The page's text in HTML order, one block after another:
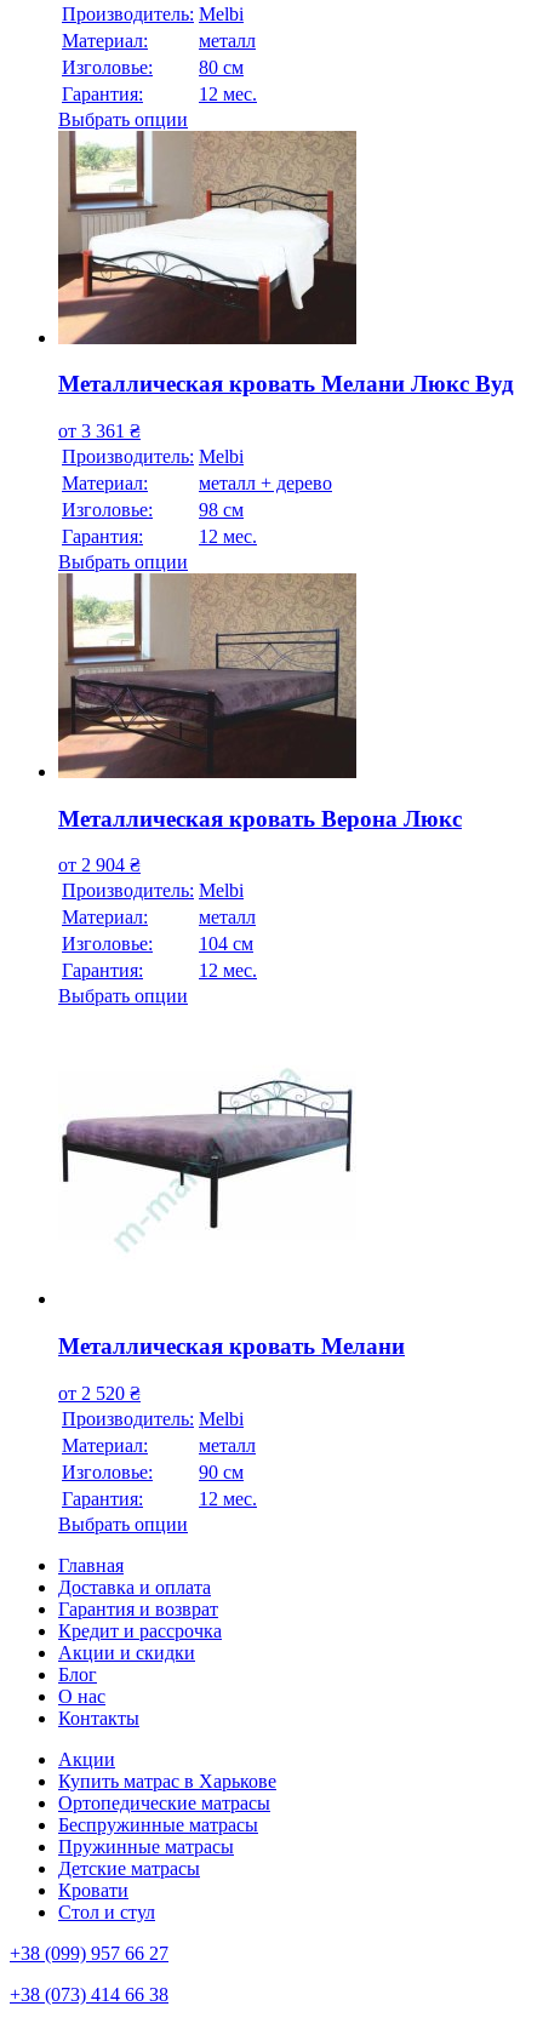
Производитель: Melbi
Материал:
металл
Изголовье:
80 см
Гарантия:
12 мес.
Выбрать опции
Металлическая кровать Мелани Люкс Вуд
от 3 361 ₴
Производитель: Melbi
Материал:
металл + дерево
Изголовье:
98 см
Гарантия:
12 мес.
Выбрать опции
Металлическая кровать Верона Люкс
от 2 904 ₴
Производитель: Melbi
Материал:
металл
Изголовье:
104 см
Гарантия:
12 мес.
Выбрать опции
Металлическая кровать Мелани
от 2 520 ₴
Производитель: Melbi
Материал:
металл
Изголовье:
90 см
Гарантия:
12 мес.
Выбрать опции
Главная
Доставка и оплата
Гарантия и возврат
Кредит и рассрочка
Акции и скидки
Блог
О нас
Контакты
Акции
Купить матрас в Харькове
Ортопедические матрасы
Беспружинные матрасы
Пружинные матрасы
Детские матрасы
Кровати
Стол и стул
+38 (099) 957 66 27
+38 (073) 414 66 38